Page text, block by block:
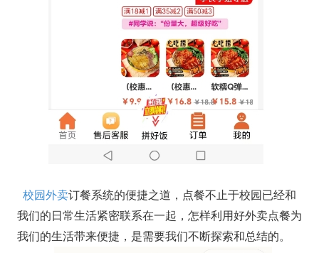
校园外卖订餐系统的便捷之道，点餐不止于校园已经和
我们的日常生活紧密联系在一起，怎样利用好外卖点餐为
我们的生活带来便捷，是需要我们不断探索和总结的。